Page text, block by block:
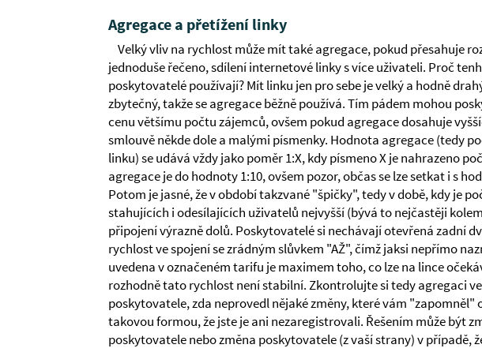
Agregace a přetížení linky
Velký vliv na rychlost může mít také agregace, pokud přesahuje
jednoduše řečeno, sdílení internetové linky s více uživateli. Proč
poskytovatelé používají? Mít linku jen pro sebe je velký a hodně
zbytečný, takže se agregace běžně používá. Tím pádem mohou
cenu většímu počtu zájemců, ovšem pokud agregace dosahuje
smlouvě někde dole a malými písmenky. Hodnota agregace (tedy
linku) se udává vždy jako poměr 1:X, kdy písmeno X je nahrazeno
agregace je do hodnoty 1:10, ovšem pozor, občas se lze setkat i s
Potom je jasné, že v období takzvané "špičky", tedy v době, kdy je
stahujících i odesílajících uživatelů nejvyšší (bývá to nejčastěji
připojení výrazně dolů. Poskytovatelé si nechávají otevřená zadní
rychlost ve spojení se zrádným slůvkem "AŽ", čímž jaksi nepřímo
uvedena v označeném tarifu je maximem toho, co lze na lince
rozhodně tato rychlost není stabilní. Zkontrolujte si tedy agregaci
poskytovatele, zda neprovedl nějaké změny, které vám
takovou formou, že jste je ani nezaregistrovali. Řešením může být
poskytovatele nebo změna poskytovatele (z vaší strany) v případě,